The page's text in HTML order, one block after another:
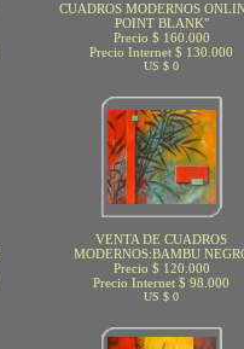
CUADROS MODERNOS
POINT BLANK"
Precio $ 160.000
Precio Internet $ 130.000
US $ 0
VENTA DE CUADROS
MODERNOS:BAMBU
Precio $ 120.000
Precio Internet $ 98.000
US $ 0